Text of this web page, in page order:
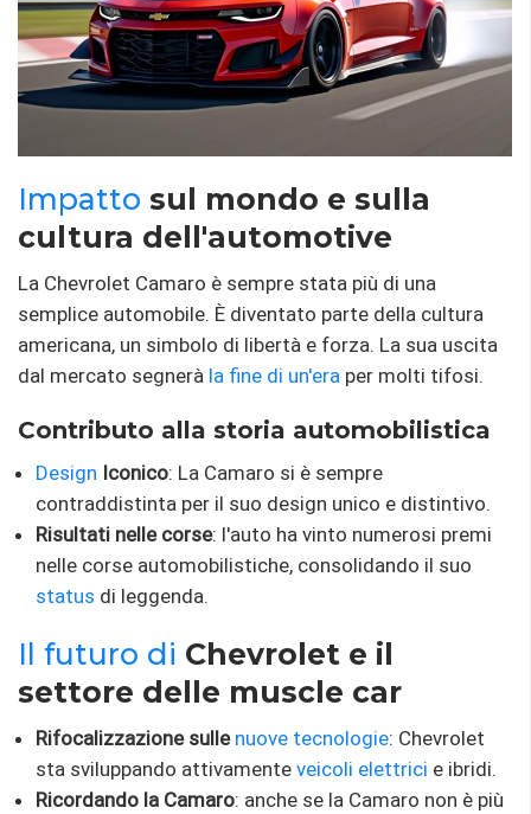
Impatto sul mondo e sulla
cultura dell'automotive
La Chevrolet Camaro è sempre stata più di una
semplice automobile. È diventato parte della cultura
americana, un simbolo di libertà e forza. La sua uscita
dal mercato segnerà la fine di un'era per molti tifosi.
Contributo alla storia automobilistica
Design Iconico: La Camaro si è sempre
contraddistinta per il suo design unico e distintivo.
Risultati nelle corse: l'auto ha vinto numerosi premi
nelle corse automobilistiche, consolidando il suo
status di leggenda.
Il futuro di Chevrolet e il
settore delle muscle car
Rifocalizzazione sulle nuove tecnologie: Chevrolet
sta sviluppando attivamente veicoli elettrici e ibridi.
Ricordando la Camaro: anche se la Camaro non è più